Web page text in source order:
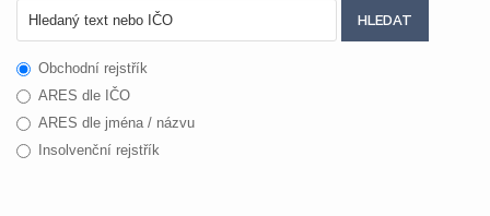
Obchodní rejstřík
ARES dle IČO
ARES dle jména / názvu
Insolvenční rejstřík